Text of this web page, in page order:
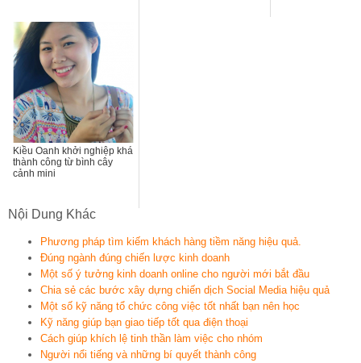
Kiều Oanh khởi nghiệp khá
thành công từ bình cây
cảnh mini
Nội Dung Khác
Phương pháp tìm kiếm khách hàng tiềm năng hiệu quả.
Đúng ngành đúng chiến lược kinh doanh
Một số ý tưởng kinh doanh online cho người mới bắt đầu
Chia sẻ các bước xây dựng chiến dịch Social Media hiệu quả
Một số kỹ năng tổ chức công việc tốt nhất bạn nên học
Kỹ năng giúp bạn giao tiếp tốt qua điện thoại
Cách giúp khích lệ tinh thần làm việc cho nhóm
Người nổi tiếng và những bí quyết thành công